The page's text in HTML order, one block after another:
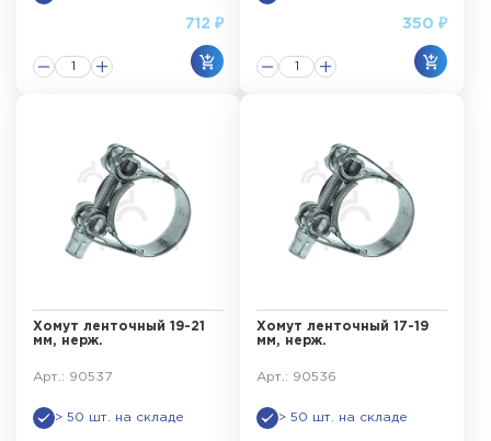
712 ₽ 350 ₽
Хомут ленточный 19-21
мм, нерж.
Арт.: 90537
> 50 шт. на складе
Хомут ленточный 17-19
мм, нерж.
Арт.: 90536
> 50 шт. на складе